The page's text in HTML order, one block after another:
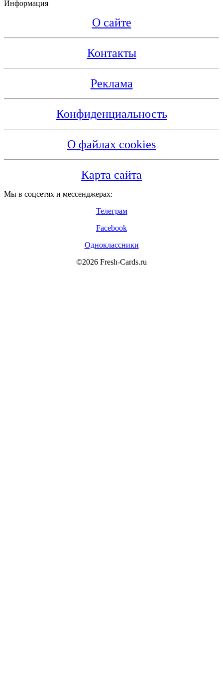
Информация
О сайте
Контакты
Реклама
Конфиденциальность
О файлах cookies
Карта сайта
Мы в соцсетях и мессенджерах:
Телеграм
Facebook
Одноклассники
©2026 Fresh-Cards.ru